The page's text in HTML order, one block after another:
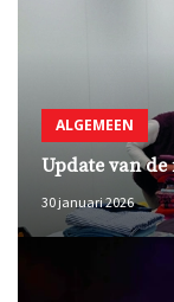
ALGEMEEN
Update van de
30 januari 2026